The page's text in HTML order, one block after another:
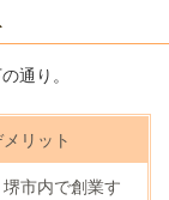
通り。
リット
堺市内で創業す